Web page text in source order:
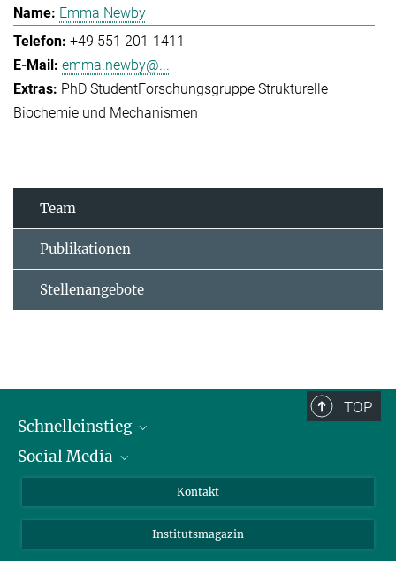
Emma Newby
+49 551 201-1411
emma.newby@...
PhD StudentForschungsgruppe Strukturelle
Biochemie und Mechanismen
Team
Publikationen
Stellenangebote
TOP
Schnelleinstieg
Alumni
Fördernde
Social Media
Bluesky
Facebook
Kontakt
Institutsmagazin